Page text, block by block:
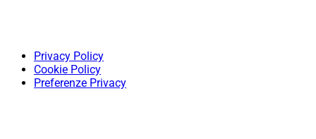
Privacy Policy
Cookie Policy
Preferenze Privacy